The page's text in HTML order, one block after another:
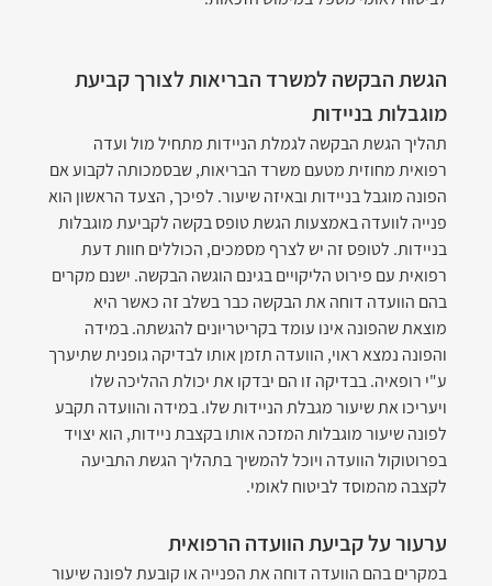
הגשת הבקשה למשרד הבריאות לצורך קביעת
מוגבלות בניידות
תהליך הגשת הבקשה לגמלת הניידות מתחיל מול ועדה
רפואית מחוזית מטעם משרד הבריאות, שבסמכותה לקבוע אם
הפונה מוגבל בניידות ובאיזה שיעור. לפיכך, הצעד הראשון הוא
פנייה לוועדה באמצעות הגשת טופס בקשה לקביעת מוגבלות
בניידות. לטופס זה יש לצרף מסמכים, הכוללים חוות דעת
רפואית עם פירוט הליקויים בגינם הוגשה הבקשה. ישנם מקרים
בהם הוועדה דוחה את הבקשה כבר בשלב זה כאשר היא
מוצאת שהפונה אינו עומד בקריטריונים להגשתה. במידה
והפונה נמצא ראוי, הוועדה תזמן אותו לבדיקה גופנית שתיערך
ע"י רופאיה. בבדיקה זו הם יבדקו את יכולת ההליכה שלו
ויעריכו את שיעור מגבלת הניידות שלו. במידה והוועדה תקבע
לפונה שיעור מוגבלות המזכה אותו בקצבת ניידות, הוא יצויד
בפרוטוקול הוועדה ויוכל להמשיך בתהליך הגשת התביעה
לקצבה מהמוסד לביטוח לאומי.
ערעור על קביעת הוועדה הרפואית
במקרים בהם הוועדה דוחה את הפנייה או קובעת לפונה שיעור